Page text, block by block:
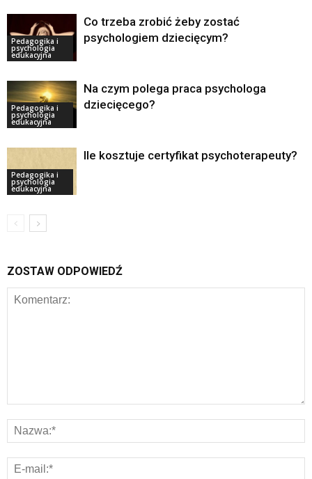
Pedagogika i
psychologia
edukacyjna
Co trzeba zrobić żeby zostać
psychologiem dziecięcym?
Pedagogika i
psychologia
edukacyjna
Na czym polega praca psychologa
dziecięcego?
Pedagogika i
psychologia
edukacyjna
Ile kosztuje certyfikat psychoterapeuty?
ZOSTAW ODPOWIEDŹ